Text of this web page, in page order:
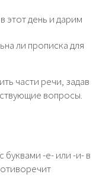
этот день и дарим
ли прописка для
части речи, задав
вопросы.
буквами -е- или -и- в